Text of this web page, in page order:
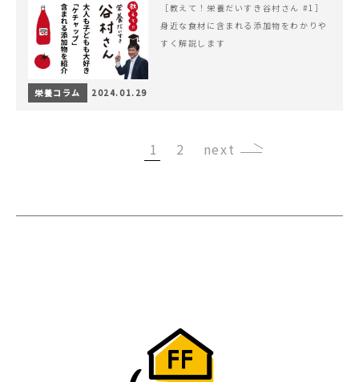
［教えて！栄養だいすき谷村さん #1］
身近な食材に含まれる添加物をわかりや
すく解説します
栄養コラム 2024.01.29
1 2 ›